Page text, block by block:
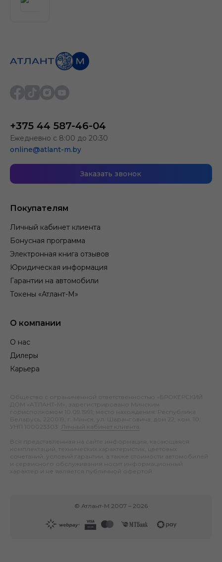
Покупателям
Личный кабинет клиента
Бонусная программа
Электронная книга отзывов
Юридическая информация
Гарантии на автомобили
Токены «Атлант-М»
О компании
О нас
Дилеры
Карьера
+375 44 587-46-04
Ежедневно с 8:00 до 20:30
online@atlant-m.by
Заказать звонок
Общество с ограниченной ответственностью «БРОКЕРСКИЙ
ДОМ «АТЛАНТ-М», зарегистрировано Минским
горисполкомом 10.09.1991; место нахождения: Республика
Беларусь, 220019, г. Минск, ул. Шаранговича, дом 22, ком. 10;
УНП 100023303.
Личный кабинет клиента
Вся представленная на сайте информация, касающаяся
комплектаций, технических характеристик, цветовых
сочетаний, условий гарантии, а также стоимости автомобилей
и сервисного обслуживания носит информационный
характер и не является публичной офертой.
© Атлант-М 2007 – 2026